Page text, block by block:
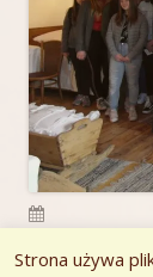
Strona używa